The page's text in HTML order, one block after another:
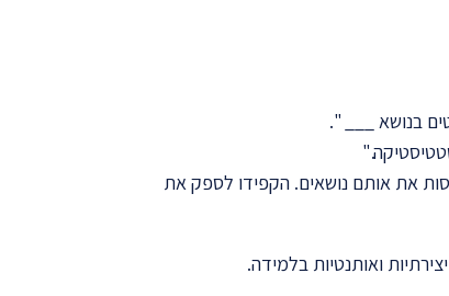
בנושא ___ ".
את אותם נושאים. הקפידו לספק את